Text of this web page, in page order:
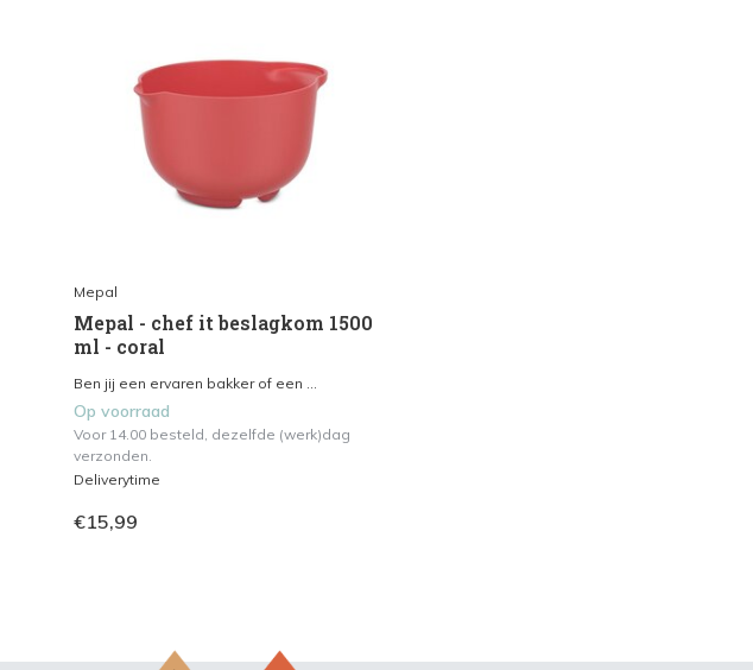
Mepal
Mepal - chef it beslagkom 1500
ml - coral
Ben jij een ervaren bakker of een ...
Op voorraad
Voor 14.00 besteld, dezelfde (werk)dag
verzonden.
Deliverytime
€15,99